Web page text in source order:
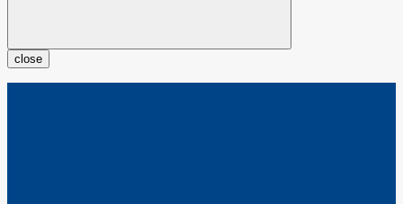
close